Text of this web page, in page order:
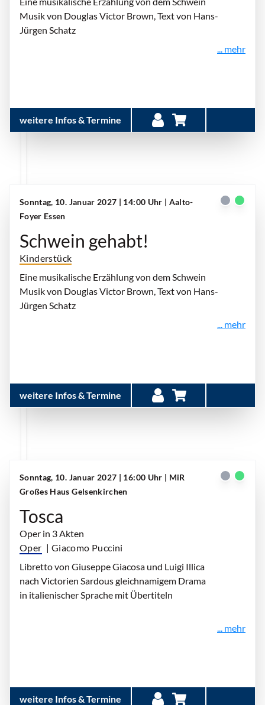
Musik von Douglas Victor Brown, Text von Hans-
Jürgen Schatz
... mehr
weitere Infos & Termine
Sonntag, 10. Januar 2027 | 14:00 Uhr | Aalto-
Foyer Essen
Schwein gehabt!
Kinderstück
Eine musikalische Erzählung von dem Schwein
Musik von Douglas Victor Brown, Text von Hans-
Jürgen Schatz
... mehr
weitere Infos & Termine
Sonntag, 10. Januar 2027 | 16:00 Uhr | MiR
Großes Haus Gelsenkirchen
Tosca
Oper in 3 Akten
Oper | Giacomo Puccini
Libretto von Giuseppe Giacosa und Luigi Illica
nach Victorien Sardous gleichnamigem Drama
in italienischer Sprache mit Übertiteln
... mehr
weitere Infos & Termine